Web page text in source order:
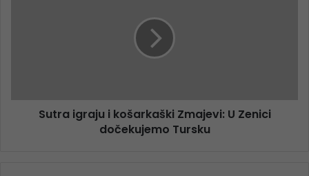
Sutra igraju i košarkaški Zmajevi: U Zenici
dočekujemo Tursku